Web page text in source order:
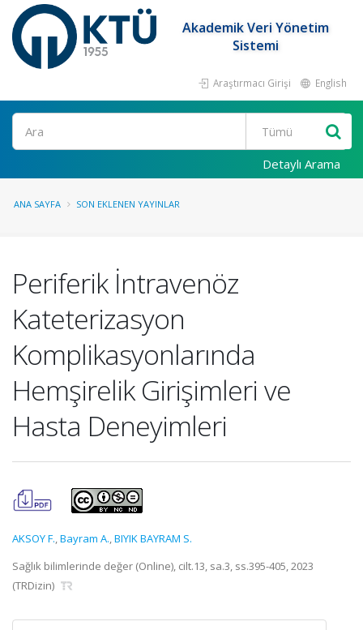
Akademik Veri Yönetim
Sistemi
Araştırmacı Girişi English
Ara
Detaylı Arama
ANA SAYFA SON EKLENEN YAYINLAR
Periferik İntravenöz
Kateterizasyon
Komplikasyonlarında
Hemşirelik Girişimleri ve
Hasta Deneyimleri
AKSOY F.,Bayram A.,BIYIK BAYRAM S.
Sağlık bilimlerinde değer (Online), cilt.13, sa.3, ss.395-405, 2023
(TRDizin)